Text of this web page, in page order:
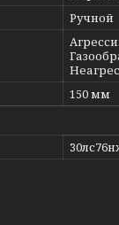
Ручной
150 мм